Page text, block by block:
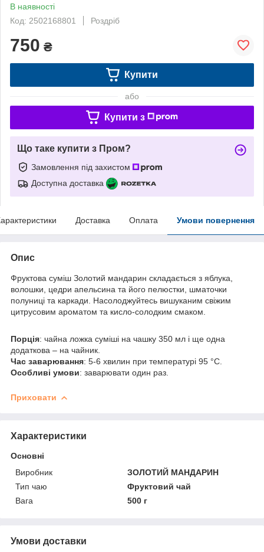
В наявності
Код: 2502168801
Роздріб
750 ₴
Купити
або
Купити з
Що таке купити з Пром?
Замовлення під захистом
Доступна доставка
Доставка Оплата Умови повернення
Опис
Фруктова суміш Золотий мандарин складається з яблука,
волошки, цедри апельсина та його пелюстки, шматочки
полуниці та каркади. Насолоджуйтесь вишуканим свіжим
цитрусовим ароматом та кисло-солодким смаком.
Порція: чайна ложка суміші на чашку 350 мл і ще одна
додаткова – на чайник.
Час заварювання: 5-6 хвилин при температурі 95 °C.
Особливі умови: заварювати один раз.
Приховати
Характеристики
Основні
Виробник
ЗОЛОТИЙ МАНДАРИН
Тип чаю
Фруктовий чай
Вага
500 г
Умови доставки